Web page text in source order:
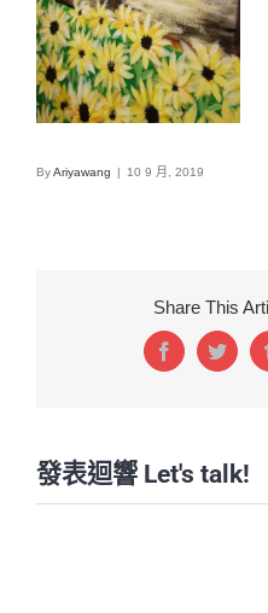
ByAriyawang 10 9 月, 2019
Share This
Facebook
發表迴響 Let's talk!